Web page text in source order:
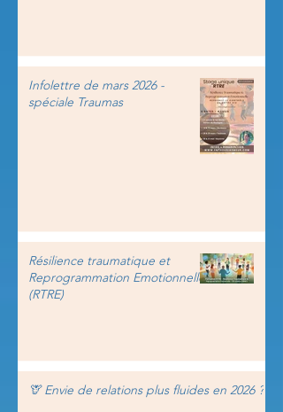
Infolettre de mars 2026 -
spéciale Traumas
Résilience traumatique et
Reprogrammation Emotionnelle
(RTRE)
🦒 Envie de relations plus fluides en 2026 ?